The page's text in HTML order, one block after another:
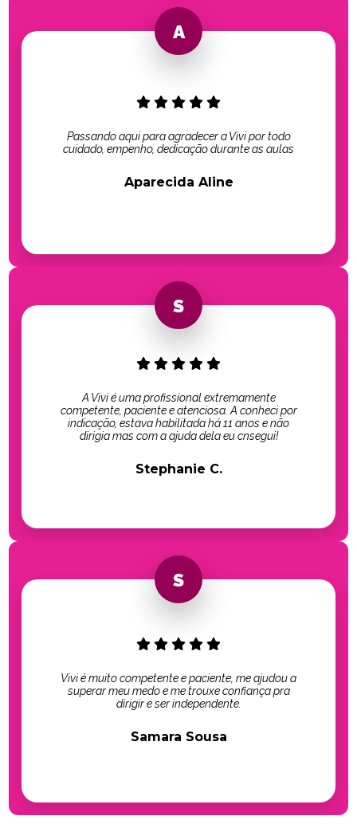
Passando aqui para agradecer a Vivi por todo
cuidado, empenho, dedicação durante as aulas
Aparecida Aline
A Vivi é uma profissional extremamente
competente, paciente e atenciosa. A conheci por
indicação, estava habilitada há 11 anos e não
dirigia mas com a ajuda dela eu cnsegui!
Stephanie C.
Vivi é muito competente e paciente, me ajudou a
superar meu medo e me trouxe confiança pra
dirigir e ser independente.
Samara Sousa